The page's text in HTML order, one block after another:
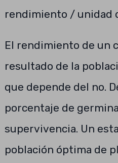
rendimiento / unidad
El rendimiento de un
resultado de la
que depende del no.
porcentaje de
supervivencia. Un
población óptima de